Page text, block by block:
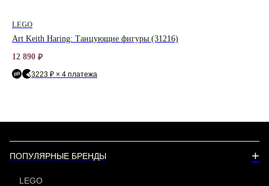
Art Keith Haring: Танцующие фигуры (31216)
LEGO
12 890 ₽
3223 ₽ × 4 платежа
ПОПУЛЯРНЫЕ БРЕНДЫ +
LEGO